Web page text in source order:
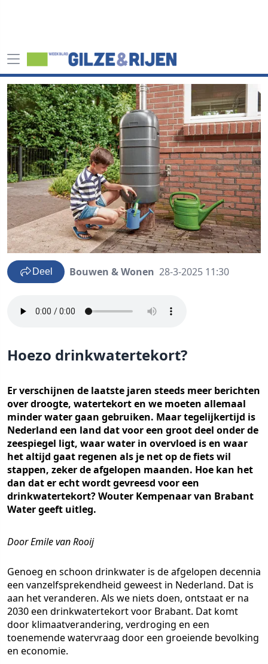
Deel Bouwen & Wonen 28-3-2025 11:30
Hoezo drinkwatertekort?
Er verschijnen de laatste jaren steeds meer berichten
over droogte, watertekort en we moeten allemaal
minder water gaan gebruiken. Maar tegelijkertijd is
Nederland een land dat voor een groot deel onder de
zeespiegel ligt, waar water in overvloed is en waar
het altijd gaat regenen als je net op de fiets wil
stappen, zeker de afgelopen maanden. Hoe kan het
dan dat er echt wordt gevreesd voor een
drinkwatertekort? Wouter Kempenaar van Brabant
Water geeft uitleg.
Door Emile van Rooij
Genoeg en schoon drinkwater is de afgelopen decennia
een vanzelfsprekendheid geweest in Nederland. Dat is
aan het veranderen. Als we niets doen, ontstaat er na
2030 een drinkwatertekort voor Brabant. Dat komt
door klimaatverandering, verdroging en een
toenemende watervraag door een groeiende bevolking
en economie.